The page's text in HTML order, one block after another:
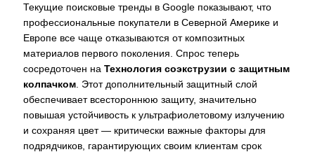
Текущие поисковые тренды в Google показывают, что
профессиональные покупатели в Северной Америке и
Европе все чаще отказываются от композитных
материалов первого поколения. Спрос теперь
сосредоточен наТехнология соэкструзии с защитным
колпачком . Этот дополнительный защитный слой
обеспечивает всестороннюю защиту, значительно
повышая устойчивость к ультрафиолетовому излучению
и сохраняя цвет — критически важные факторы для
подрядчиков, гарантирующих своим клиентам срок